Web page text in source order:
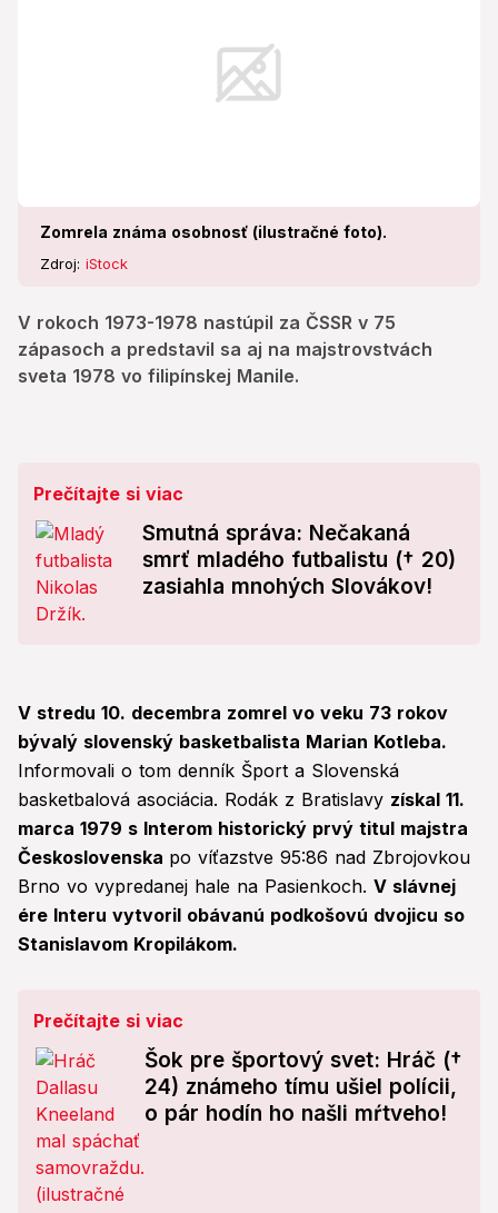
Zomrela známa osobnosť (ilustračné foto).
Zdroj: iStock
V rokoch 1973-1978 nastúpil za ČSSR v 75
zápasoch a predstavil sa aj na majstrovstvách
sveta 1978 vo filipínskej Manile.
Prečítajte si viac
Smutná správa: Nečakaná
smrť mladého futbalistu († 20)
zasiahla mnohých Slovákov!
V stredu 10. decembra zomrel vo veku 73 rokov
bývalý slovenský basketbalista Marian Kotleba.
Informovali o tom denník Šport a Slovenská
basketbalová asociácia. Rodák z Bratislavy získal 11.
marca 1979 s Interom historický prvý titul majstra
Československa po víťazstve 95:86 nad Zbrojovkou
Brno vo vypredanej hale na Pasienkoch. V slávnej
ére Interu vytvoril obávanú podkošovú dvojicu so
Stanislavom Kropilákom.
Prečítajte si viac
Šok pre športový svet: Hráč (†
24) známeho tímu ušiel polícii,
o pár hodín ho našli mŕtveho!